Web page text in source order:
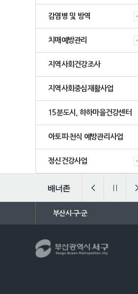
감염병 및 방역
치매예방관리
지역사회건강조사
지역사회중심재활사업
15분도시, 하하마을건강센터
아토피·천식 예방관리사업
정신건강사업
배너존 일ㆍ가정양립포털
부산시·구·군